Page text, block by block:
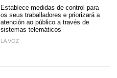
Establece medidas de control para
os seus traballadores e priorizará a
atención ao público a través de
sistemas telemáticos
LA VOZ